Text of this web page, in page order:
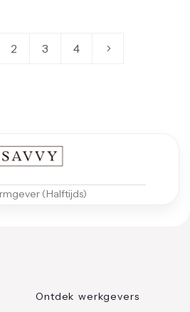
2 3 4
(Halftijds)
Ontdek werkgevers